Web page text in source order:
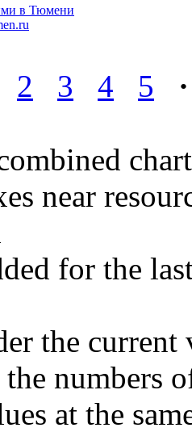
в Тюмени
2 3 4 5
near
for the
the
numbers
at the